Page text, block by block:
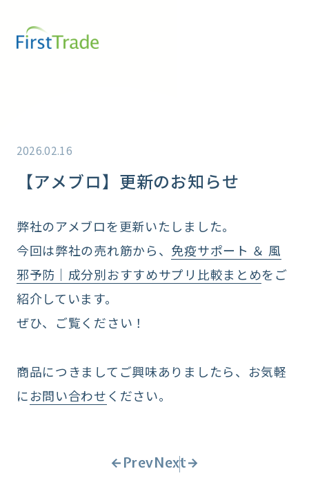
2026.02.16
【アメブロ】更新のお知らせ
弊社のアメブロを更新いたしました。
今回は弊社の売れ筋から、 免疫サポート ＆ 風
邪予防｜成分別おすすめサプリ比較まとめをご
紹介しています。
ぜひ、ご覧ください！
商品につきましてご興味ありましたら、お気軽
にお問い合わせください。
PrevNext